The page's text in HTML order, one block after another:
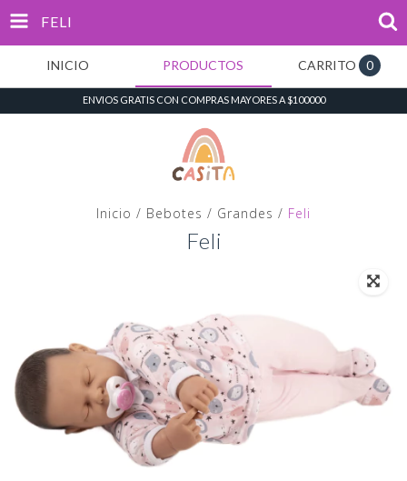
FELI
INICIO PRODUCTOS CARRITO 0
ENVIOS GRATIS CON COMPRAS MAYORES A $100000
Inicio / Bebotes / Grandes / Feli
Feli